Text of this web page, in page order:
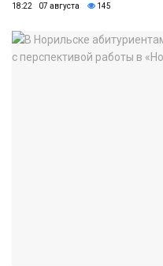
18:22 07 августа 145